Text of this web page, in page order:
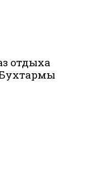
отдыха